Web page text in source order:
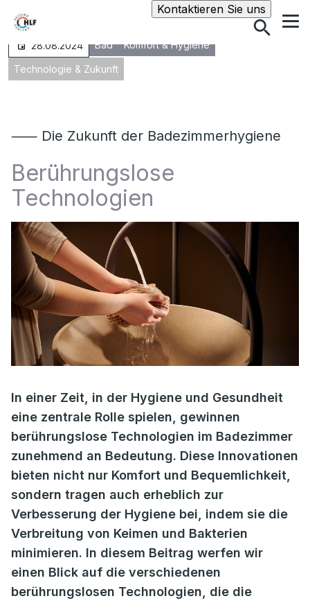
Kontaktieren Sie unsSuche
28.08.2024 Bad Komfort & Hygiene
Technologie & Zukunft
⸺ Die Zukunft der Badezimmerhygiene
Berührungslose
Technologien
In einer Zeit, in der Hygiene und Gesundheit
eine zentrale Rolle spielen, gewinnen
berührungslose Technologien im Badezimmer
zunehmend an Bedeutung. Diese Innovationen
bieten nicht nur Komfort und Bequemlichkeit,
sondern tragen auch erheblich zur
Verbesserung der Hygiene bei, indem sie die
Verbreitung von Keimen und Bakterien
minimieren. In diesem Beitrag werfen wir
einen Blick auf die verschiedenen
berührungslosen Technologien, die die